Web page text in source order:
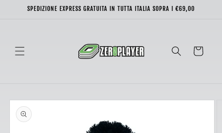
direttamente
SPEDIZIONE EXPRESS GRATUITA IN TUTTA ITALIA SOPRA I €69,00
Carrello
Passa alle
informazioni
sul prodotto